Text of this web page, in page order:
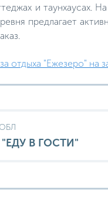
и таунхаусах.
предлагает
отдыха "Ежезеро" на
В ГОСТИ"